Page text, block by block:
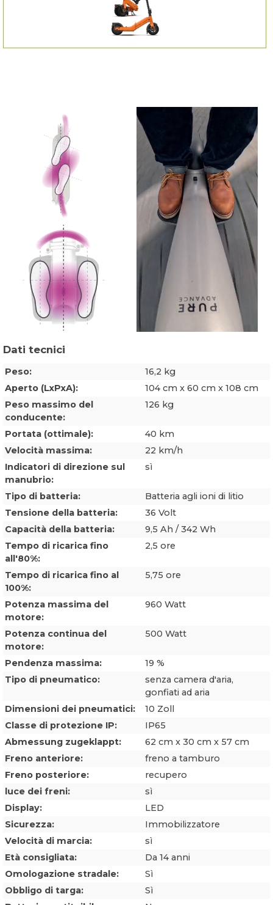
Papaya
Dati tecnici
Peso:
16,2 kg
Aperto (LxPxA):
104 cm x 60 cm x 108 cm
Peso massimo del
conducente:
126 kg
Portata (ottimale):
40 km
Velocità massima:
22 km/h
Indicatori di direzione sul
manubrio:
sì
Tipo di batteria:
Batteria agli ioni di litio
Tensione della batteria:
36 Volt
Capacità della batteria:
9,5 Ah / 342 Wh
Tempo di ricarica fino
all'80%:
2,5 ore
Tempo di ricarica fino al
100%:
5,75 ore
Potenza massima del
motore:
960 Watt
Potenza continua del
motore:
500 Watt
Pendenza massima:
19 %
Tipo di pneumatico:
senza camera d'aria,
gonfiati ad aria
Dimensioni dei pneumatici:
10 Zoll
Classe di protezione IP:
IP65
Abmessung zugeklappt:
62 cm x 30 cm x 57 cm
Freno anteriore:
freno a tamburo
Freno posteriore:
recupero
luce dei freni:
sì
Display:
LED
Sicurezza:
Immobilizzatore
Velocità di marcia:
sì
Età consigliata:
Da 14 anni
Omologazione stradale:
Sì
Obbligo di targa:
Sì